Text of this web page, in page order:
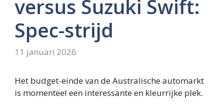
versus Suzuki Swift:
Spec-strijd
11 januari 2026
Het budget-einde van de Australische automarkt
is momenteel een interessante en kleurrijke plek.